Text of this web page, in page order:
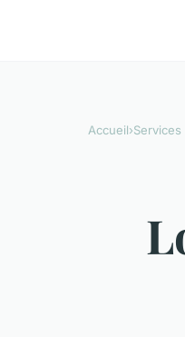
Accueil›Services